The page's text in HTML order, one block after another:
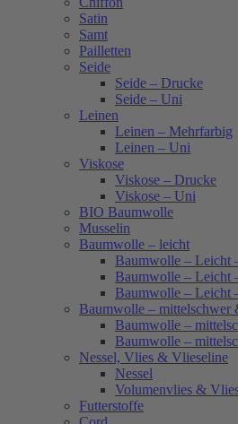
Satin
Samt
Pailletten
Seide
Seide – Drucke
Seide – Uni
Leinen
Leinen – Mehrfarbig
Leinen – Uni
Viskose
Viskose – Drucke
Viskose – Uni
BIO Baumwolle
Musselin
Baumwolle – leicht
Baumwolle – Leicht
Baumwolle – Leicht
Baumwolle – Leicht
Baumwolle – mittelschwer
Baumwolle –
Baumwolle –
Nessel, Vlies & Vlieseline
Nessel
Volumenvlies &
Futterstoffe